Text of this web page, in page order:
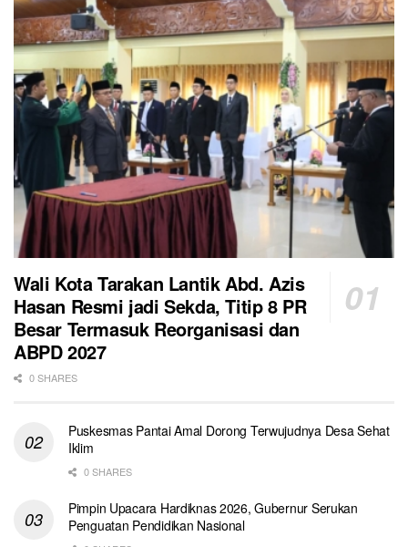
Wali Kota Tarakan Lantik Abd. Azis
Hasan Resmi jadi Sekda, Titip 8 PR
Besar Termasuk Reorganisasi dan
ABPD 2027
0 SHARES
Puskesmas Pantai Amal Dorong Terwujudnya Desa Sehat
Iklim
0 SHARES
Pimpin Upacara Hardiknas 2026, Gubernur Serukan
Penguatan Pendidikan Nasional